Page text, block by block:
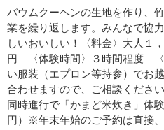
バウムクーヘンの生地を作り、
業を繰り返します。みんなで協
しいおいしい！〈料金〉大人１
円 〈体験時間〉３時間程度
い服装（エプロン等持参）でお
合わせますので、ご相談くださ
同時進行で「かまど米炊き」体
円）※年末年始のご予約は直接